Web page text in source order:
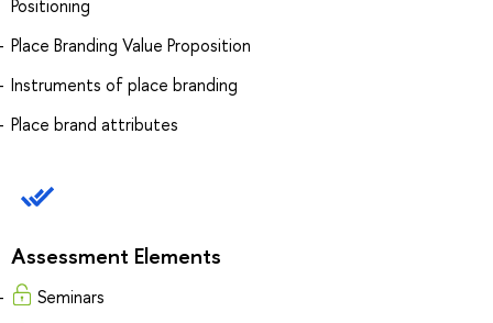
Positioning
Place Branding Value Proposition
Instruments of place branding
Place brand attributes
Assessment Elements
Seminars